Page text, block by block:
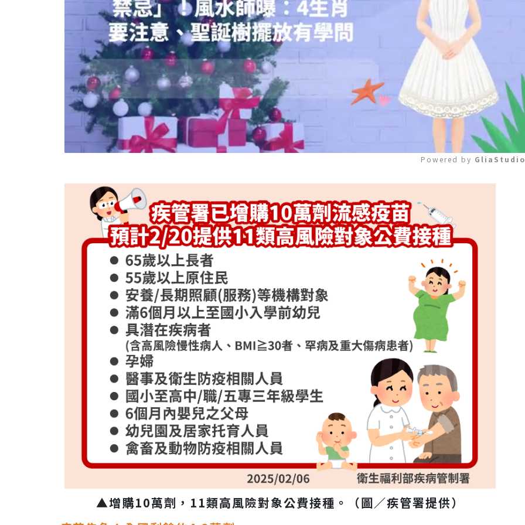
Powered by
▲增購10萬劑，11類高風險對象公費接種。 （圖／疾管署提供）